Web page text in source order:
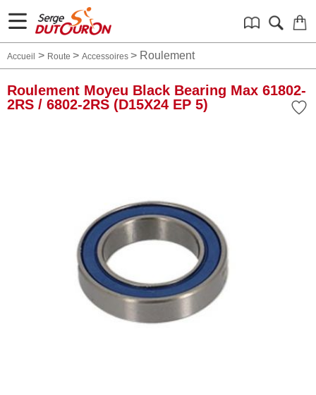
Accueil > Route > Accessoires > Roulement
Roulement Moyeu Black Bearing Max 61802-
2RS / 6802-2RS (D15X24 EP 5)